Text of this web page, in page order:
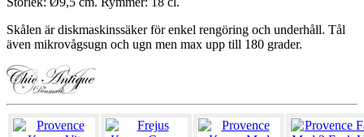
Skålen är diskmaskinssäker för enkel rengöring och underhåll. Tål
även mikrovågsugn och ugn men max upp till 180 grader.